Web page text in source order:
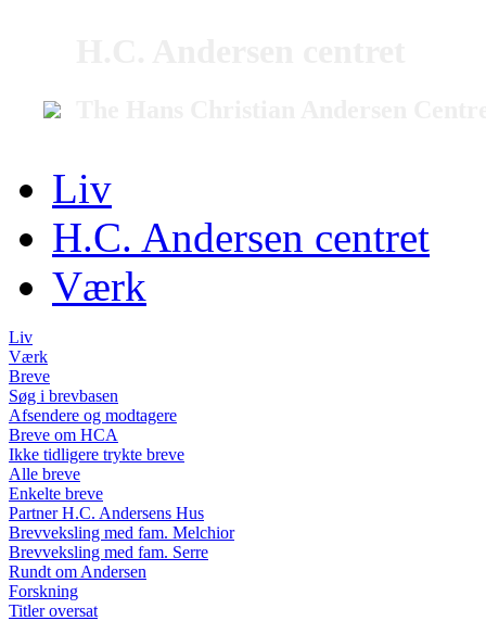
Liv
H.C. Andersen centret
Værk
Liv
Værk
Breve
Søg i brevbasen
Afsendere og modtagere
Breve om HCA
Ikke tidligere trykte breve
Alle breve
Enkelte breve
Partner H.C. Andersens Hus
Brevveksling med fam. Melchior
Brevveksling med fam. Serre
Rundt om Andersen
Forskning
Titler oversat